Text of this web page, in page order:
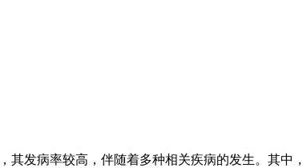
其发病率较高，伴随着多种相关疾病的发生。其